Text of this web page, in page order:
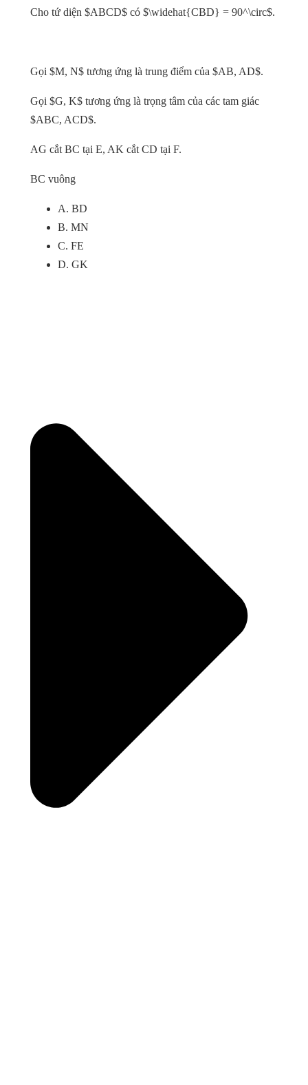
Cho tứ diện $ABCD$ có $\widehat{CBD} = 90^\circ$.
Gọi $M, N$ tương ứng là trung điểm của $AB, AD$.
Gọi $G, K$ tương ứng là trọng tâm của các tam giác
$ABC, ACD$.
AG cắt BC tại E, AK cắt CD tại F.
BC vuông
A. BD
B. MN
C. FE
D. GK